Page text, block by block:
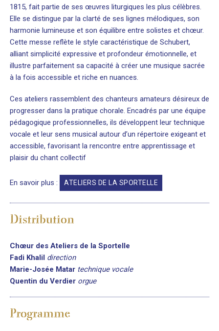
1815, fait partie de ses œuvres liturgiques les plus célèbres.
Elle se distingue par la clarté de ses lignes mélodiques, son
harmonie lumineuse et son équilibre entre solistes et chœur.
Cette messe reflète le style caractéristique de Schubert,
alliant simplicité expressive et profondeur émotionnelle, et
illustre parfaitement sa capacité à créer une musique sacrée
à la fois accessible et riche en nuances.
Ces ateliers rassemblent des chanteurs amateurs désireux de
progresser dans la pratique chorale. Encadrés par une équipe
pédagogique professionnelles, ils développent leur technique
vocale et leur sens musical autour d’un répertoire exigeant et
accessible, favorisant la rencontre entre apprentissage et
plaisir du chant collectif
En savoir plus : ATELIERS DE LA SPORTELLE
Distribution
Chœur des Ateliers de la Sportelle
Fadi Khalil direction
Marie-Josée Matar technique vocale
Quentin du Verdier orgue
Programme